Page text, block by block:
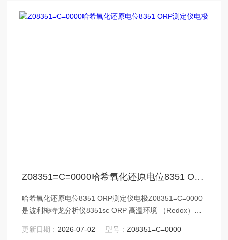
Z08351=C=0000哈希氧化还原电位8351 ORP测定仪电极
哈希氧化还原电位8351 ORP测定仪电极Z08351=C=0000
是波利梅特龙分析仪8351sc ORP 高温环境 （Redox），
14pH，氧化还原电位：±1500mV ，可在各个位置安装：
更新日期： 2026-07-02 型号：Z08351=C=0000